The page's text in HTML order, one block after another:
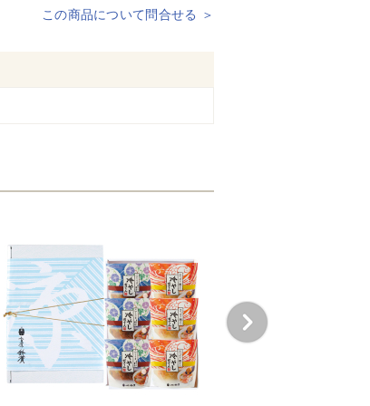
この商品について問合せる ＞